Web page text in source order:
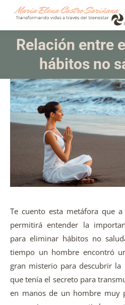
Relación entre
hábitos no
Te cuento esta metáfora que
permitirá entender la
para eliminar hábitos no
tiempo un hombre encontró
gran misterio para descubrir
que tenía el secreto para
en manos de un hombre muy